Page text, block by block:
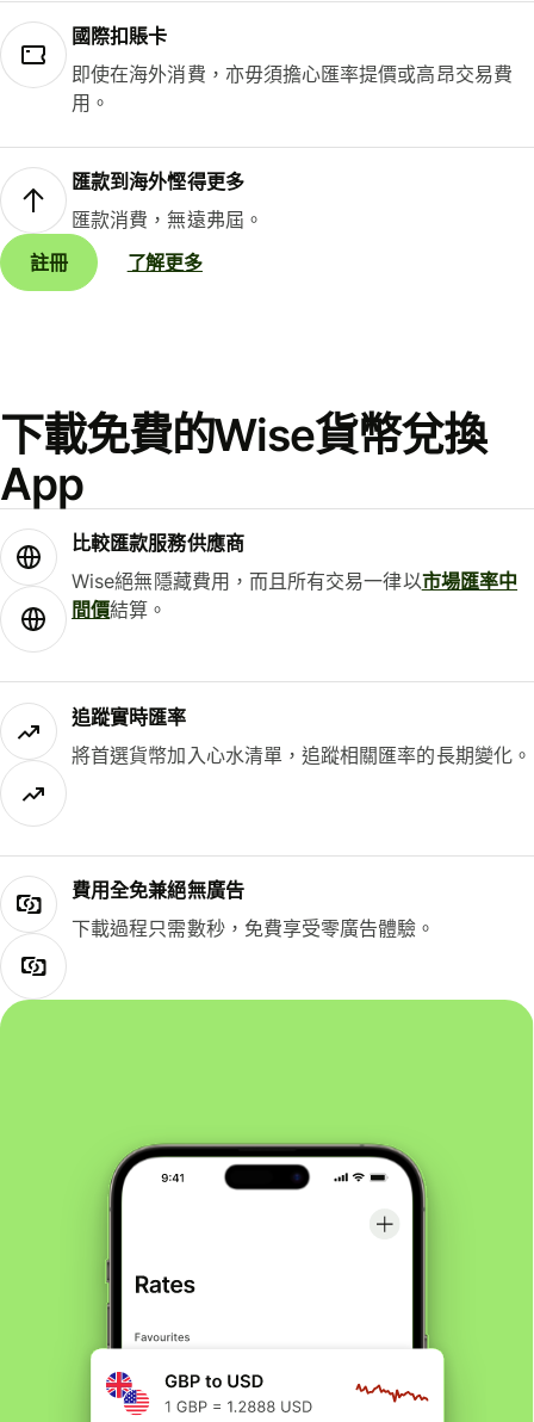
國際扣賬卡
即使在海外消費，亦毋須擔心匯率提價或高昂交易費
用。
匯款到海外慳得更多
匯款消費，無遠弗屆。
註冊
了解更多
下載免費的Wise貨幣兌換
App
比較匯款服務供應商
Wise絕無隱藏費用，而且所有交易一律以市場匯率中
間價結算。
追蹤實時匯率
將首選貨幣加入心水清單，追蹤相關匯率的長期變化。
費用全免兼絕無廣告
下載過程只需數秒，免費享受零廣告體驗。